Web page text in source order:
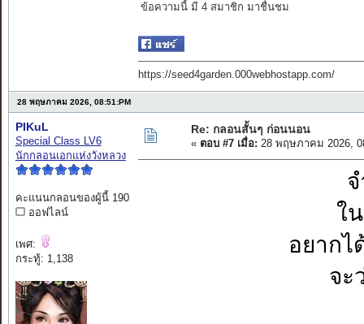
ข้อความนี้ มี 4 สมาชิก มาชื่นชม
https://seed4garden.000webhostapp.com/
28 พฤษภาคม 2026, 08:51:PM
PIKuL
Special Class LV6
นักกลอนเอกแห่งวังหลวง
คะแนนกลอนของผู้นี้ 190
ออฟไลน์
เพศ:
กระทู้: 1,138
Re: กลอนสั้นๆ ก่อนนอน
« ตอบ #7 เมื่อ: 28 พฤษภาคม 2026,
ใ
อยากไ
จะ